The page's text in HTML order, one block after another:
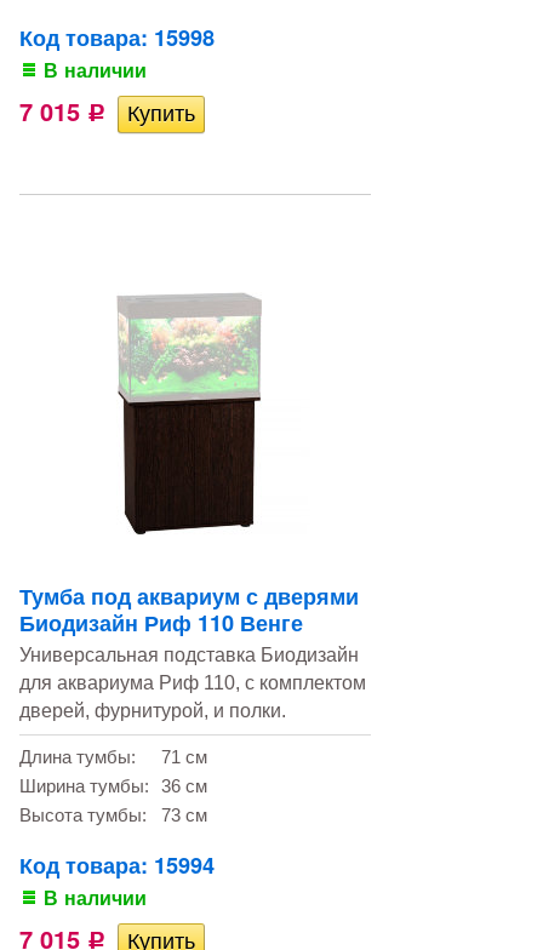
Код товара: 15998
В наличии
7 015 Р
Тумба под аквариум с дверями
Биодизайн Риф 110 Венге
Универсальная подставка Биодизайн
для аквариума Риф 110, с комплектом
дверей, фурнитурой, и полки.
Длина тумбы:
71 см
Ширина тумбы:
36 см
Высота тумбы:
73 см
Код товара: 15994
В наличии
7 015 Р